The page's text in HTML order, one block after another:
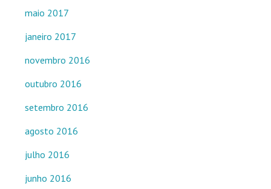
maio 2017
janeiro 2017
novembro 2016
outubro 2016
setembro 2016
agosto 2016
julho 2016
junho 2016